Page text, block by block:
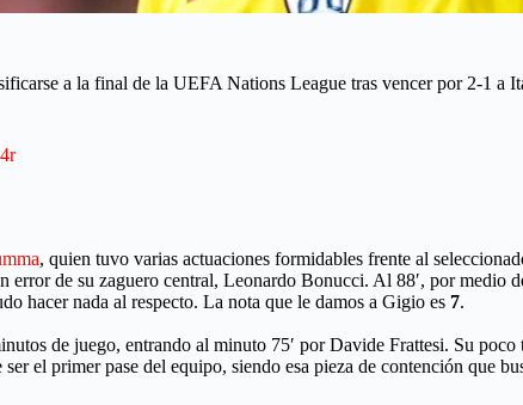
a la final de la UEFA Nations League tras vencer por 2-1 a
, quien tuvo varias actuaciones formidables frente al
de su zaguero central, Leonardo Bonucci. Al 88′, por medio
hacer nada al respecto. La nota que le damos a Gigio es 7.
de juego, entrando al minuto 75′ por Davide Frattesi. Su
el primer pase del equipo, siendo esa pieza de contención que